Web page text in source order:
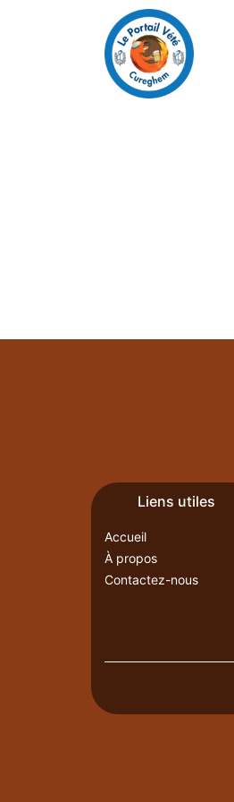
Liens utiles
Accueil
À propos
Contactez-nous